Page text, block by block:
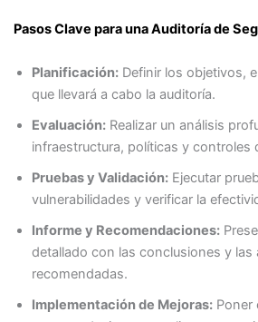
Pasos Clave para una Auditoría de
Planificación:Definir los objetivos,
que llevará a cabo la auditoría.
Evaluación:Realizar un análisis
infraestructura, políticas y controles
Pruebas y Validación:Ejecutar
vulnerabilidades y verificar la
Informe y Recomendaciones:
detallado con las conclusiones y las
recomendadas.
Implementación de Mejoras:Poner